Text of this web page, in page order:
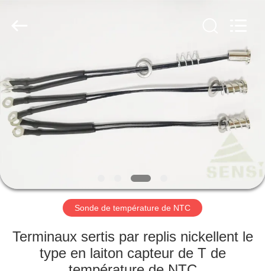
PRODUITS
AU
DE
NOUS
VISITE
D'USINE
Sonde de température de NTC
Terminaux sertis par replis nickellent le
type en laiton capteur de T de